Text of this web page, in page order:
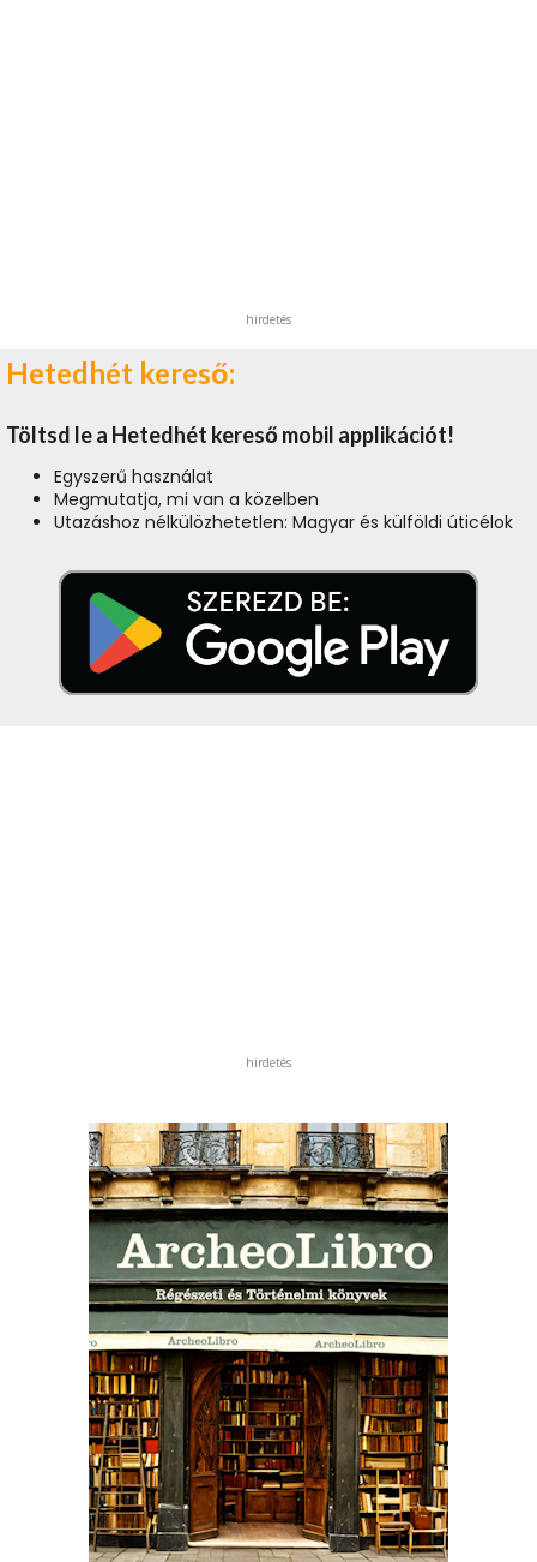
hirdetés
Hetedhét kereső:
Töltsd le a Hetedhét kereső mobil applikációt!
Egyszerű használat
Megmutatja, mi van a közelben
Utazáshoz nélkülözhetetlen: Magyar és külföldi úticélok
hirdetés